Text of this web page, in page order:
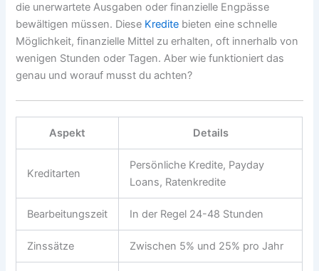
die unerwartete Ausgaben oder finanzielle Engpässe
bewältigen müssen. Diese Kredite bieten eine schnelle
Möglichkeit, finanzielle Mittel zu erhalten, oft innerhalb von
wenigen Stunden oder Tagen. Aber wie funktioniert das
genau und worauf musst du achten?
Aspekt Details
Kreditarten
Persönliche Kredite, Payday
Loans, Ratenkredite
Bearbeitungszeit In der Regel 24-48 Stunden
Zinssätze Zwischen 5% und 25% pro Jahr